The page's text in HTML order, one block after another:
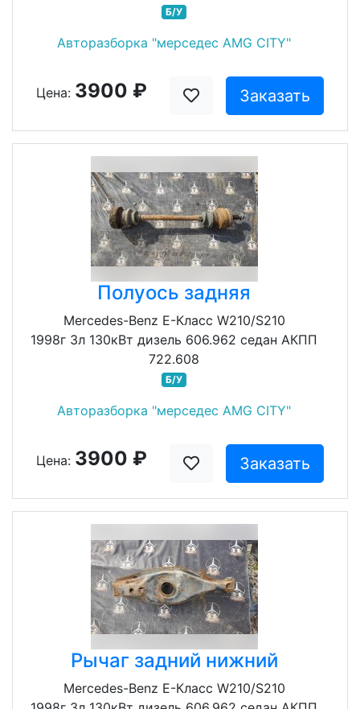
Б/У
Авторазборка "мерседес AMG CITY"
Цена: 3900 ₽ Заказать
Полуось задняя
Mercedes-Benz E-Класс W210/S210
1998г 3л 130кВт дизель 606.962 седан АКПП
722.608
Б/У
Авторазборка "мерседес AMG CITY"
Цена: 3900 ₽ Заказать
Рычаг задний нижний
Mercedes-Benz E-Класс W210/S210